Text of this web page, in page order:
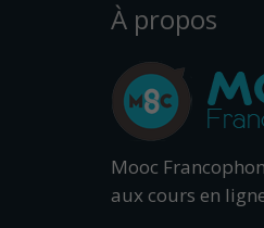
À propos
Mooc
aux cours en